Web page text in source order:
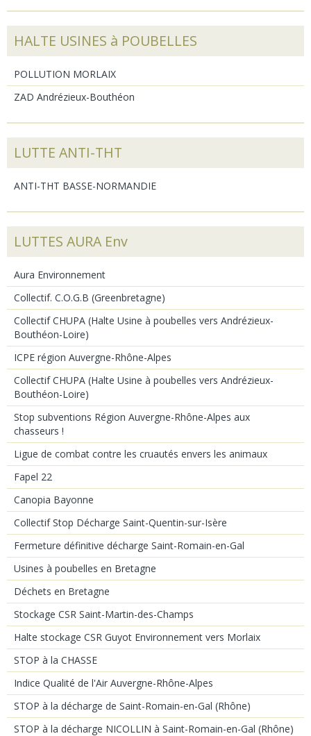
HALTE USINES à POUBELLES
POLLUTION MORLAIX
ZAD Andrézieux-Bouthéon
LUTTE ANTI-THT
ANTI-THT BASSE-NORMANDIE
LUTTES AURA Env
Aura Environnement
Collectif. C.O.G.B (Greenbretagne)
Collectif CHUPA (Halte Usine à poubelles vers Andrézieux-
Bouthéon-Loire)
ICPE région Auvergne-Rhône-Alpes
Collectif CHUPA (Halte Usine à poubelles vers Andrézieux-
Bouthéon-Loire)
Stop subventions Région Auvergne-Rhône-Alpes aux
chasseurs !
Ligue de combat contre les cruautés envers les animaux
Fapel 22
Canopia Bayonne
Collectif Stop Décharge Saint-Quentin-sur-Isère
Fermeture définitive décharge Saint-Romain-en-Gal
Usines à poubelles en Bretagne
Déchets en Bretagne
Stockage CSR Saint-Martin-des-Champs
Halte stockage CSR Guyot Environnement vers Morlaix
STOP à la CHASSE
Indice Qualité de l'Air Auvergne-Rhône-Alpes
STOP à la décharge de Saint-Romain-en-Gal (Rhône)
STOP à la décharge NICOLLIN à Saint-Romain-en-Gal (Rhône)